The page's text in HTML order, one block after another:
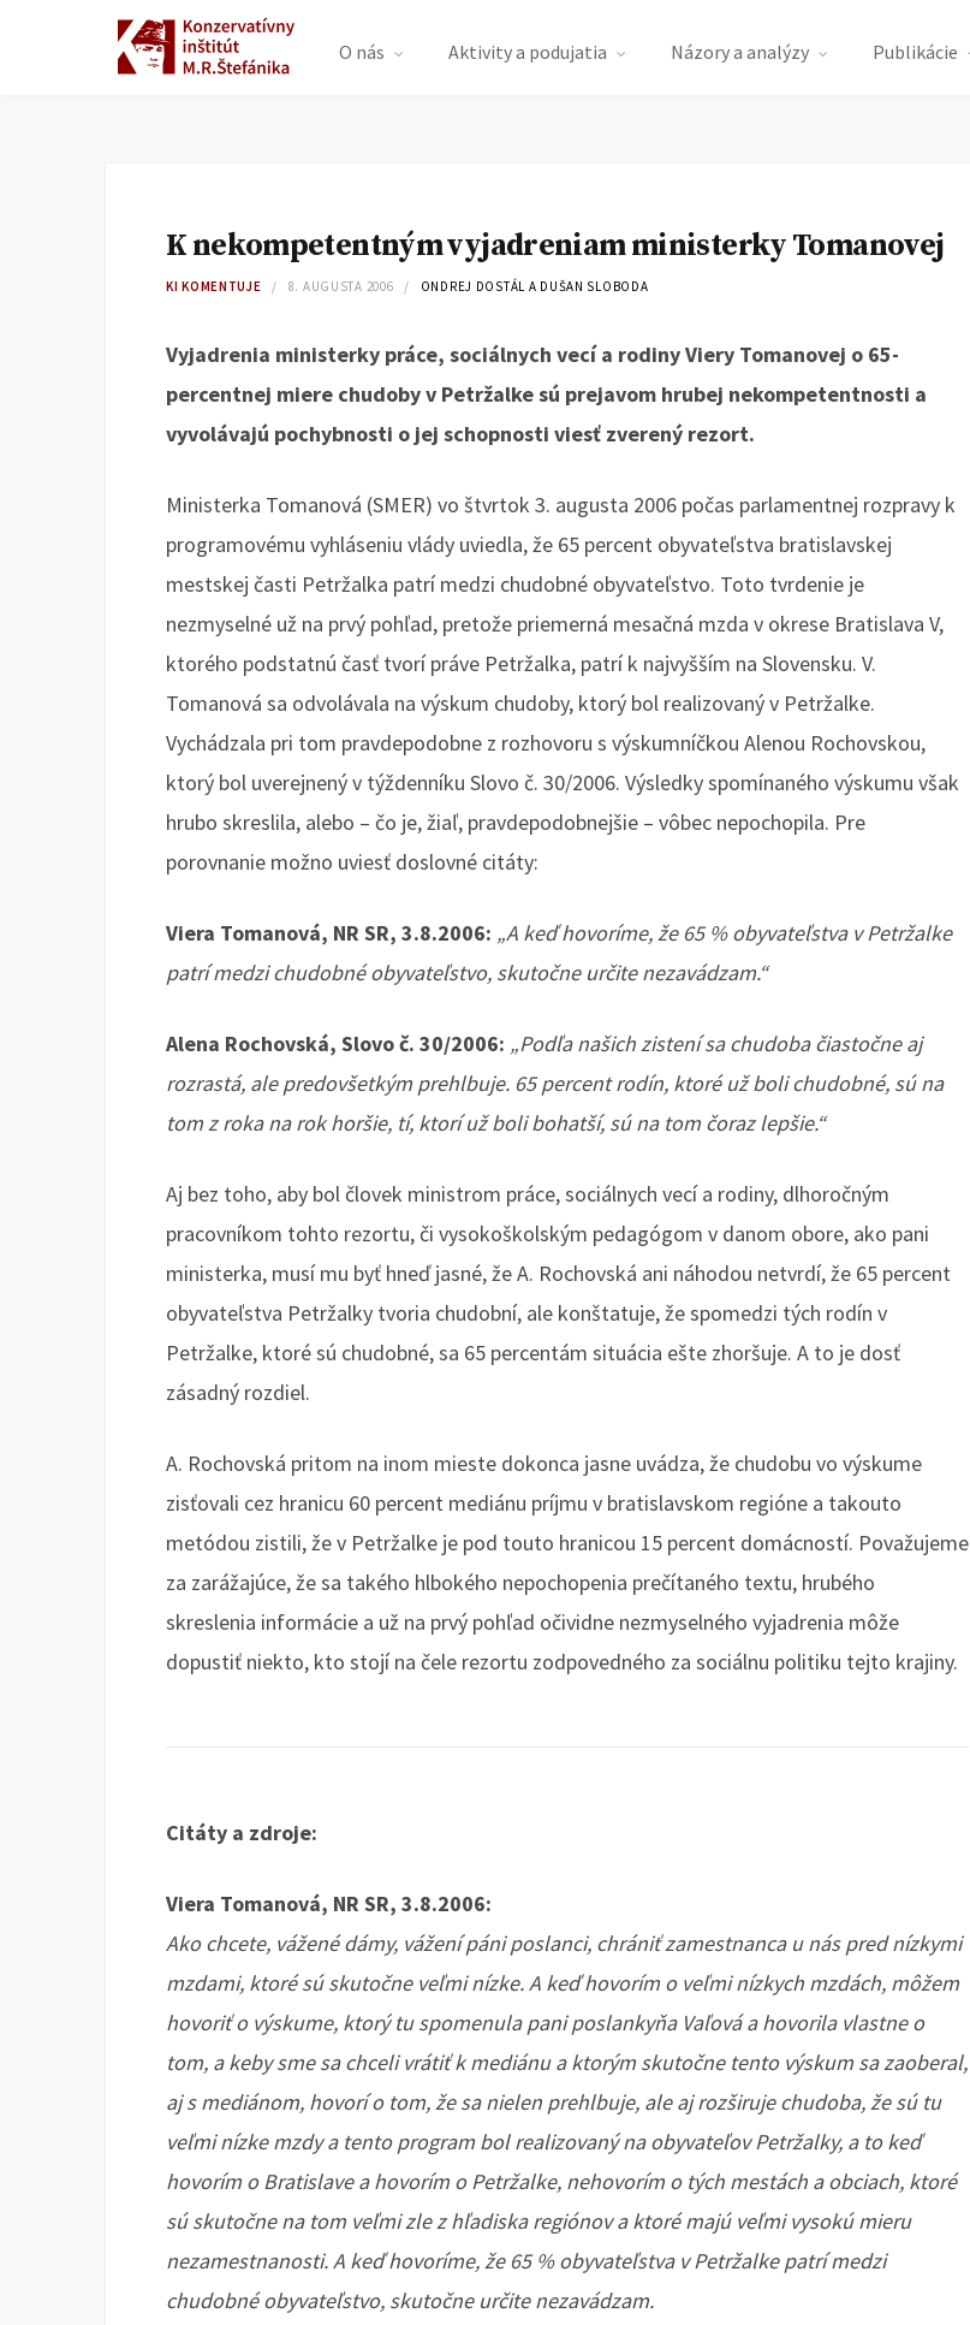
O nás Aktivity a podujatia Názory a analýzy Publikácie
K nekompetentným vyjadreniam ministerky Tomanovej
KI KOMENTUJE 8. AUGUSTA 2006 ONDREJ DOSTÁL A DUŠAN SLOBODA
Vyjadrenia ministerky práce, sociálnych vecí a rodiny Viery Tomanovej o 65-
percentnej miere chudoby v Petržalke sú prejavom hrubej nekompetentnosti a
vyvolávajú pochybnosti o jej schopnosti viesť zverený rezort.
Ministerka Tomanová (SMER) vo štvrtok 3. augusta 2006 počas parlamentnej rozpravy k
programovému vyhláseniu vlády uviedla, že 65 percent obyvateľstva bratislavskej
mestskej časti Petržalka patrí medzi chudobné obyvateľstvo. Toto tvrdenie je
nezmyselné už na prvý pohľad, pretože priemerná mesačná mzda v okrese Bratislava V,
ktorého podstatnú časť tvorí práve Petržalka, patrí k najvyšším na Slovensku. V.
Tomanová sa odvolávala na výskum chudoby, ktorý bol realizovaný v Petržalke.
Vychádzala pri tom pravdepodobne z rozhovoru s výskumníčkou Alenou Rochovskou,
ktorý bol uverejnený v týždenníku Slovo č. 30/2006. Výsledky spomínaného výskumu však
hrubo skreslila, alebo – čo je, žiaľ, pravdepodobnejšie – vôbec nepochopila. Pre
porovnanie možno uviesť doslovné citáty:
Viera Tomanová, NR SR, 3.8.2006: „A keď hovoríme, že 65 % obyvateľstva v Petržalke
patrí medzi chudobné obyvateľstvo, skutočne určite nezavádzam.“
Alena Rochovská, Slovo č. 30/2006: „Podľa našich zistení sa chudoba čiastočne aj
rozrastá, ale predovšetkým prehlbuje. 65 percent rodín, ktoré už boli chudobné, sú na
tom z roka na rok horšie, tí, ktorí už boli bohatší, sú na tom čoraz lepšie.“
Aj bez toho, aby bol človek ministrom práce, sociálnych vecí a rodiny, dlhoročným
pracovníkom tohto rezortu, či vysokoškolským pedagógom v danom obore, ako pani
ministerka, musí mu byť hneď jasné, že A. Rochovská ani náhodou netvrdí, že 65 percent
obyvateľstva Petržalky tvoria chudobní, ale konštatuje, že spomedzi tých rodín v
Petržalke, ktoré sú chudobné, sa 65 percentám situácia ešte zhoršuje. A to je dosť
zásadný rozdiel.
A. Rochovská pritom na inom mieste dokonca jasne uvádza, že chudobu vo výskume
zisťovali cez hranicu 60 percent mediánu príjmu v bratislavskom regióne a takouto
metódou zistili, že v Petržalke je pod touto hranicou 15 percent domácností. Považujeme
za zarážajúce, že sa takého hlbokého nepochopenia prečítaného textu, hrubého
skreslenia informácie a už na prvý pohľad očividne nezmyselného vyjadrenia môže
dopustiť niekto, kto stojí na čele rezortu zodpovedného za sociálnu politiku tejto krajiny.
Citáty a zdroje:
Viera Tomanová, NR SR, 3.8.2006:
Ako chcete, vážené dámy, vážení páni poslanci, chrániť zamestnanca u nás pred nízkymi
mzdami, ktoré sú skutočne veľmi nízke. A keď hovorím o veľmi nízkych mzdách, môžem
hovoriť o výskume, ktorý tu spomenula pani poslankyňa Vaľová a hovorila vlastne o
tom, a keby sme sa chceli vrátiť k mediánu a ktorým skutočne tento výskum sa zaoberal,
aj s mediánom, hovorí o tom, že sa nielen prehlbuje, ale aj rozširuje chudoba, že sú tu
veľmi nízke mzdy a tento program bol realizovaný na obyvateľov Petržalky, a to keď
hovorím o Bratislave a hovorím o Petržalke, nehovorím o tých mestách a obciach, ktoré
sú skutočne na tom veľmi zle z hľadiska regiónov a ktoré majú veľmi vysokú mieru
nezamestnanosti. A keď hovoríme, že 65 % obyvateľstva v Petržalke patrí medzi
chudobné obyvateľstvo, skutočne určite nezavádzam.